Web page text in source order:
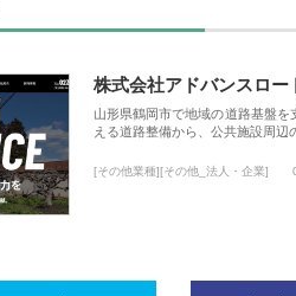
株式会社アドバンスロ
山形県鶴岡市で地域の道路基盤
える道路整備から、公共施設周
[その他業種][その他_法人・企業]